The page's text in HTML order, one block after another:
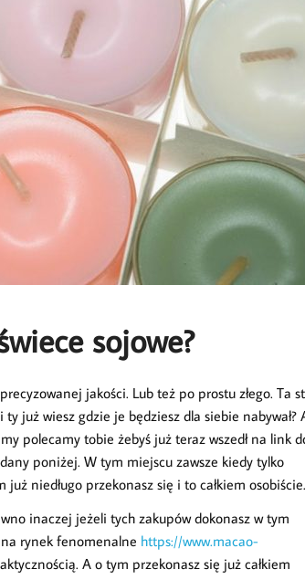
sojowe?
jakości. Lub też po prostu złego. Ta
już wiesz gdzie je będziesz dla siebie nabywał?
polecamy tobie żebyś już teraz wszedł na link
poniżej. W tym miejscu zawsze kiedy tylko
niedługo przekonasz się i to całkiem osobiście.
inaczej jeżeli tych zakupów dokonasz w tym
rynek fenomenalne https://www.macao-
A o tym przekonasz się już całkiem